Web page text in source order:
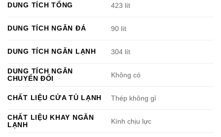
DUNG TÍCH TỔNG 423 lít
DUNG TÍCH NGĂN ĐÁ 90 lít
DUNG TÍCH NGĂN LẠNH 304 lít
DUNG TÍCH NGĂN
CHUYỂN ĐỔI
Không có
CHẤT LIỆU CỬA TỦ LẠNH Thép không gỉ
CHẤT LIỆU KHAY NGĂN
LẠNH
Kính chịu lực